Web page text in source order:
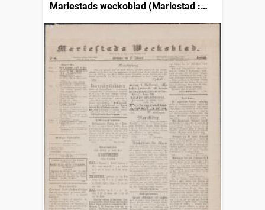
Mariestads weckoblad (Mariestad :
1834)